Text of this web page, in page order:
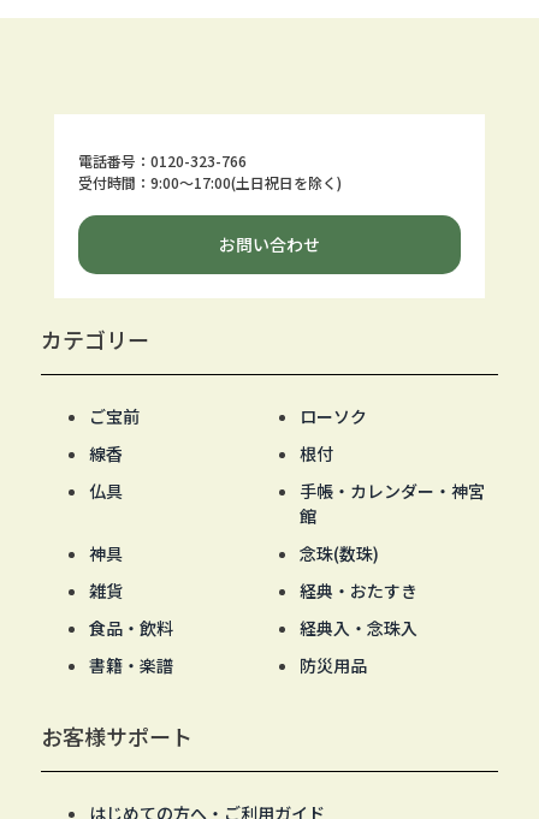
電話番号：0120-323-766
受付時間：9:00～17:00(土日祝日を除く)
お問い合わせ
カテゴリー
ご宝前
ローソク
線香
根付
仏具
手帳・カレンダー・神宮
館
神具
念珠(数珠)
雑貨
経典・おたすき
食品・飲料
経典入・念珠入
書籍・楽譜
防災用品
お客様サポート
はじめての方へ・ご利用ガイド